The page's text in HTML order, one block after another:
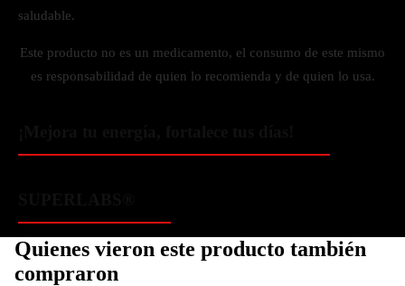
saludable.
Este producto no es un medicamento, el consumo de este mismo
es responsabilidad de quien lo recomienda y de quien lo usa.
Quienes vieron este producto también
compraron